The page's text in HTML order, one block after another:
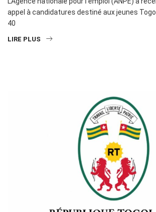
appel à candidatures destiné aux jeunes
40
LIRE PLUS